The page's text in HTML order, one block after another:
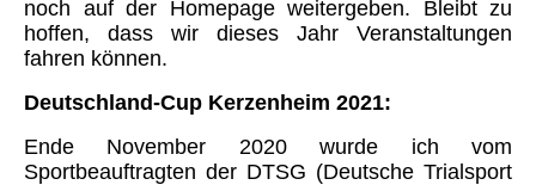
noch auf der Homepage weitergeben. Bleibt zu
hoffen, dass wir dieses Jahr Veranstaltungen
fahren können.
Deutschland-Cup Kerzenheim 2021:
Ende November 2020 wurde ich vom
Sportbeauftragten der DTSG (Deutsche Trialsport